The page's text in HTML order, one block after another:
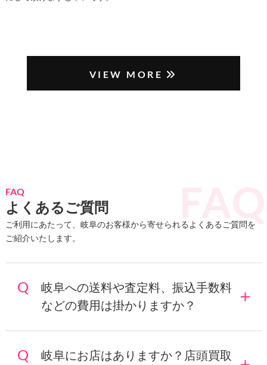
VIEW MORE
FAQ
よくあるご質問
ご利用にあたって、岐阜のお客様から寄せられるよくあるご質問を
ご紹介いたします。
岐阜への送料や査定料、振込手数料
などの費用は掛かりますか？
岐阜にお店はありますか？店頭買取